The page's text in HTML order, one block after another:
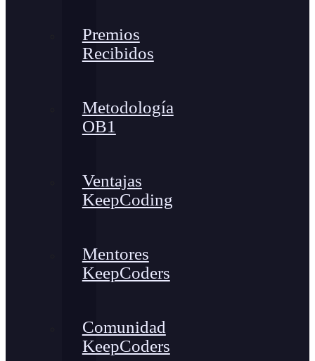
Premios
Recibidos
Metodología
OB1
Ventajas
KeepCoding
Mentores
KeepCoders
Comunidad
KeepCoders